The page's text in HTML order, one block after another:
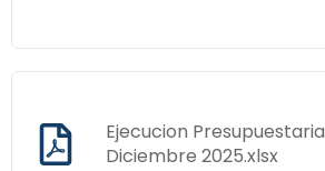
Ejecucion Presupuestaria
Diciembre 2025.xlsx